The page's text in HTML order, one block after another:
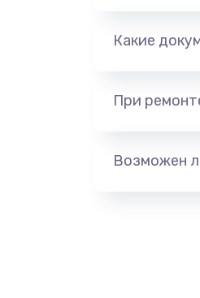
Какие
При
Возможен